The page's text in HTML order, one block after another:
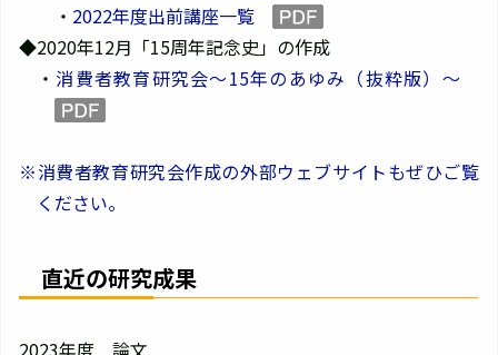
・ 2022年度出前講座一覧
◆2020年12月「15周年記念史」の作成
・ 消費者教育研究会～15年のあゆみ（抜粋版）～
※消費者教育研究会作成の外部ウェブサイトもぜひご覧
ください。
直近の研究成果
2023年度 論文